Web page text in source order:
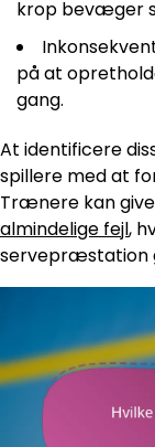
krop bevæger
på at
gang.
At identificere
spillere med at
Trænere kan
almindelige fejl,
servepræstation